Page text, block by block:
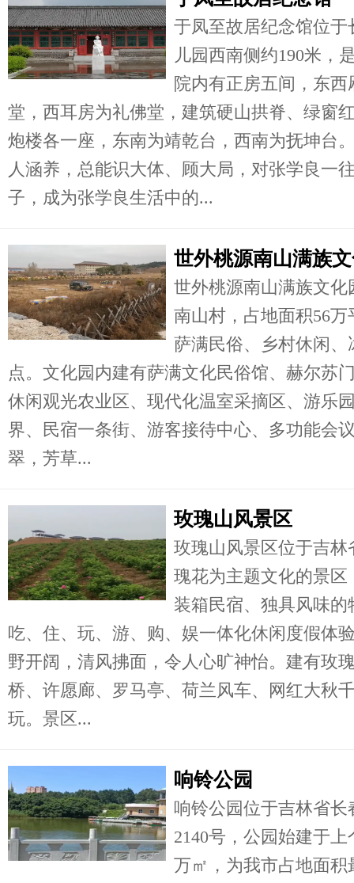
于凤至故居纪念馆位
儿园西南侧约190米，
院内有正房五间，东
堂，西耳房为礼佛堂，建筑硬山拱脊、绿窗
炮楼各一座，东南为靖乾台，西南为抚坤台
人涵养，总能识大体、顾大局，对张学良一
子，成为张学良生活中的...
世外桃源南山满族
世外桃源南山满族文
南山村，占地面积56
萨满民俗、乡村休闲
点。文化园内建有萨满文化民俗馆、赫尔苏
休闲观光农业区、现代化温室采摘区、游乐
界、民宿一条街、游客接待中心、多功能会
翠，芳草...
玫瑰山风景区
玫瑰山风景区位于吉
瑰花为主题文化的景
装箱民宿、独具风味
吃、住、玩、游、购、娱一体化休闲度假体
野开阔，清风拂面，令人心旷神怡。建有玫
桥、许愿廊、罗马亭、荷兰风车、网红大秋
玩。景区...
响铃公园
响铃公园位于吉林省
2140号，公园始建于
万㎡，为我市占地面